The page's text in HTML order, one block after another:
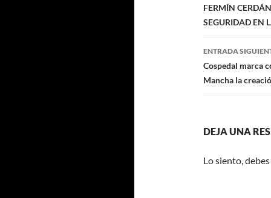
k
de
entradas
FERMÍN
SEGURIDAD EN
ENTRADA
Cospedal marca
Mancha la
DEJA UNA
Lo siento,